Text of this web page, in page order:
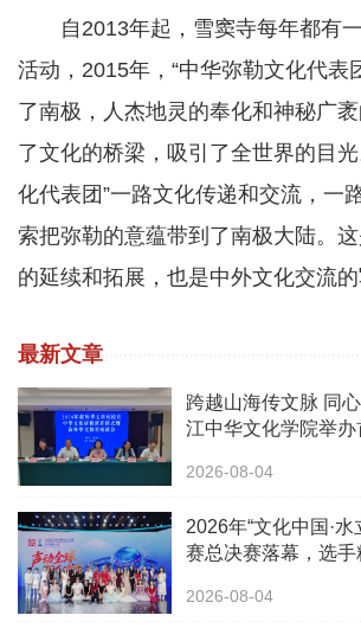
自2013年起，雪窦寺每年都有一
活动，2015年，“中华弥勒文化代表
了南极，人杰地灵的奉化和神秘广
了文化的桥梁，吸引了全世界的目
化代表团”一路文化传递和交流，一
索把弥勒的意蕴带到了南极大陆。
的延续和拓展，也是中外文化交流的
最新文章
跨越山海传文脉 同
江中华文化学院举
2026-08-04
2026年“文化中国·
赛总决赛落幕，选
2026-08-04